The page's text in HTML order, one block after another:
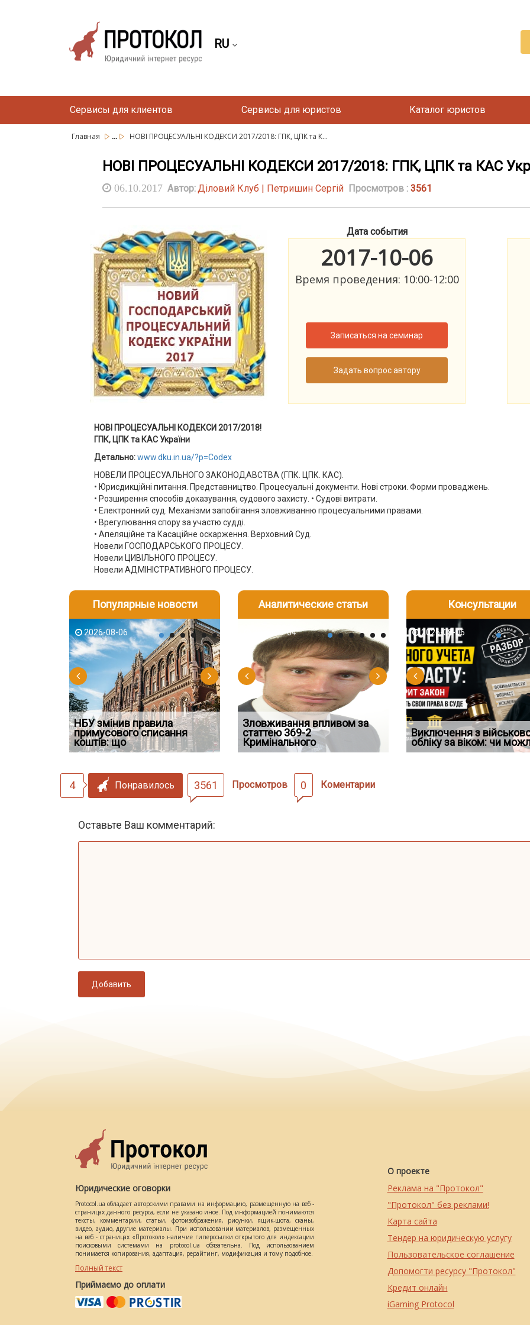
RU
Сервисы для клиентов Сервисы для юристов Каталог юристов
Главная ... НОВІ ПРОЦЕСУАЛЬНІ КОДЕКСИ 2017/2018: ГПК, ЦПК та К...
НОВІ ПРОЦЕСУАЛЬНІ КОДЕКСИ 2017/2018: ГПК, ЦПК та КАС
06.10.2017 Автор:Діловий Клуб | Петришин Сергій Просмотров : 3561
Дата события
2017-10-06
Время проведения: 10:00-12:00
Записаться на семинар
Задать вопрос автору
НОВІ ПРОЦЕСУАЛЬНІ КОДЕКСИ 2017/2018!
ГПК, ЦПК та КАС України
Детально:www.dku.in.ua/?p=Codex
НОВЕЛИ ПРОЦЕСУАЛЬНОГО ЗАКОНОДАВСТВА (ГПК. ЦПК. КАС).
• Юрисдикційні питання. Представництво. Процесуальні документи. Нові строки. Форми проваджень.
• Розширення способів доказування, судового захисту. • Судові витрати.
• Електронний суд. Механізми запобігання зловживанню процесуальними правами.
• Врегулювання спору за участю судді.
• Апеляційне та Касаційне оскарження. Верховний Суд.
Новели ГОСПОДАРСЬКОГО ПРОЦЕСУ.
Новели ЦИВІЛЬНОГО ПРОЦЕСУ.
Новели АДМІНІСТРАТИВНОГО ПРОЦЕСУ.
Популярные новости
2026-08-06
НБУ змінив правила
примусового списання
коштів: що
Правомірним і ефективним
способом захисту речових
2026-08-05
Чоловік помер, але позика
залишилася: як фраза «на
Аналитические статьи
2026-08-03
Водії можуть отримати
компенсацію за незаконні
дії
2026-08-04
Зловживання впливом за
статтею 369-2
Кримінального
2026-08-04
Переоформлення
відстрочки за іншою
підставою: нов
Консультации
2026-07-27
Бронирование отменят с 1
сентября? Что на самом де
2026-08-06
Виключення з
обліку за віком: чи
2026-07-30
Восьмий ААС
підтвердив, що
скас
4 Понравилось 3561 Просмотров 0 Коментарии
Оставьте Ваш комментарий:
Добавить
Юридические оговорки
Protocol.ua обладает авторскими правами на информацию, размещенную на веб -
страницах данного ресурса, если не указано иное. Под информацией понимаются
тексты, комментарии, статьи, фотоизображения, рисунки, ящик-шота, сканы,
видео, аудио, другие материалы. При использовании материалов, размещенных
на веб - страницах «Протокол» наличие гиперссылки открытого для индексации
поисковыми системами на protocol.ua обязательна. Под использованием
понимается копирования, адаптация, рерайтинг, модификация и тому подобное.
Полный текст
Приймаємо до оплати
О проекте
Реклама на "Протокол"
"Протокол" без реклами!
Карта сайта
Тендер на юридическую услугу
Пользовательское соглашение
Допомогти ресурсу "Протокол"
Кредит онлайн
iGaming Protocol